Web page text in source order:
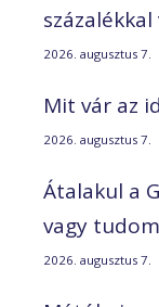
2026. augusztus 7.
Mit vár az
2026. augusztus 7.
Átalakul a
vagy
2026. augusztus 7.